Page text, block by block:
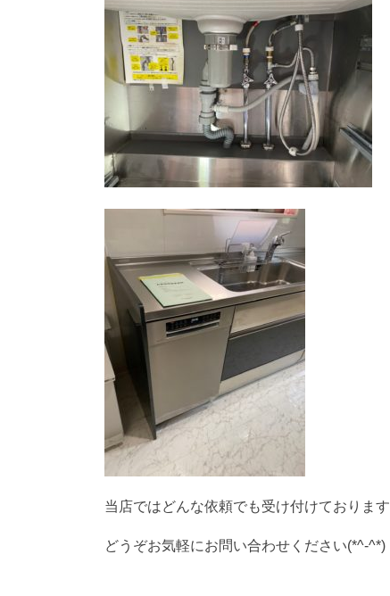
当店ではどんな依頼でも受け付けております
どうぞお気軽にお問い合わせください(*^-^*)